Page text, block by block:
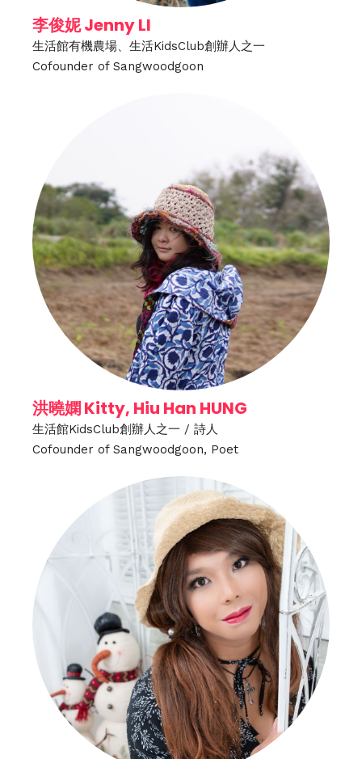
李俊妮 Jenny LI
生活館有機農場、生活KidsClub創辦人之一
Cofounder of Sangwoodgoon
洪曉嫻 Kitty, Hiu Han HUNG
生活館KidsClub創辦人之一 / 詩人
Cofounder of Sangwoodgoon, Poet